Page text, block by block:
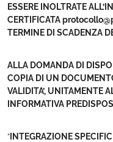
ESSERE INOLTRATE
CERTIFICATA
TERMINE DI SCADENZA
ALLA DOMANDA DI
COPIA DI UN
VALIDITA’, UNITAMENTE
INFORMATIVA
“ INTEGRAZIONE